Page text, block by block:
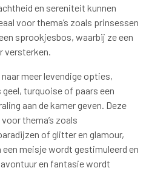
en sereniteit kunnen
voor thema’s zoals prinsessen
sprookjesbos, waarbij ze een
versterken.
meer levendige opties,
geel, turquoise of paars een
aan de kamer geven. Deze
thema’s zoals
of glitter en glamour,
meisje wordt gestimuleerd en
en fantasie wordt